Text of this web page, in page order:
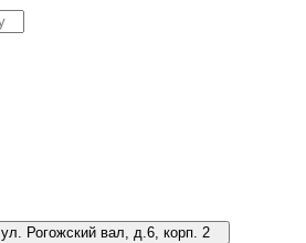
ул. Рогожский вал, д.6, корп. 2